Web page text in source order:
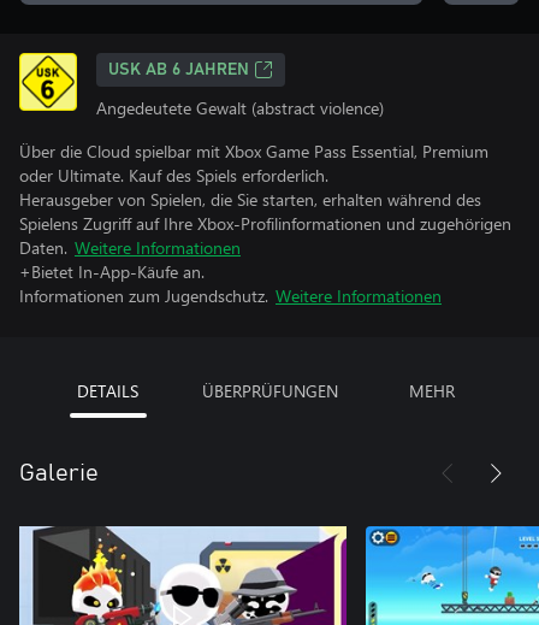
USK AB 6 JAHREN
Angedeutete Gewalt (abstract violence)
Über die Cloud spielbar mit Xbox Game Pass Essential, Premium
oder Ultimate. Kauf des Spiels erforderlich.
Herausgeber von Spielen, die Sie starten, erhalten während des
Spielens Zugriff auf Ihre Xbox-Profilinformationen und zugehörigen
Daten. Weitere Informationen
+Bietet In-App-Käufe an.
Informationen zum Jugendschutz. Weitere Informationen
DETAILS ÜBERPRÜFUNGEN MEHR
Galerie